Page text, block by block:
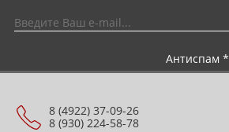
Антиспам *
8 (4922) 37-09-26
8 (930) 224-58-78